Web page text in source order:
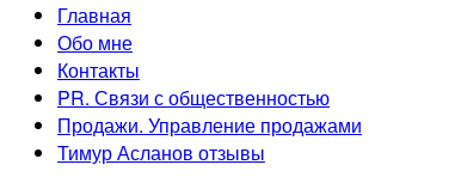
Главная
Обо мне
Контакты
PR. Связи с общественностью
Продажи. Управление продажами
Тимур Асланов отзывы